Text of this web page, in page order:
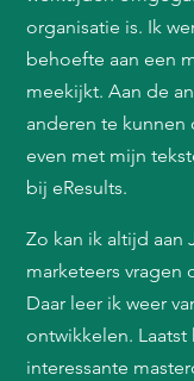
organisatie is. Ik
behoefte aan een
meekijkt. Aan de
anderen te
even met mijn
bij eResults.
Zo kan ik altijd aan
marketeers vragen
Daar leer ik weer
ontwikkelen.
interessante